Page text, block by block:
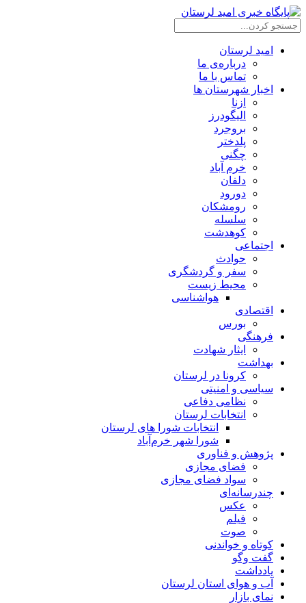
امید لرستان
درباره‌ی ما
تماس با ما
اخبار شهرستان ها
ازنا
الیگودرز
بروجرد
پلدختر
چگنی
خرم آباد
دلفان
دورود
رومشکان
سلسله
کوهدشت
اجتماعی
حوادث
سفر و گردشگری
محیط زیست
هواشناسی
اقتصادی
بورس
فرهنگی
ایثار شهادت
بهداشت
کرونا در لرستان
سیاسی و امنیتی
نظامی دفاعی
انتخابات لرستان
انتخابات شورا های لرستان
شورا شهر خرم‌آباد
پژوهش و فناوری
فضای مجازی
سواد فضای مجازی
چندرسانه‌ای
عكس
فیلم
صوت
کوتاه و خواندنی
گفت وگو
یادداشت
آب و هوای استان لرستان
نمای بازار